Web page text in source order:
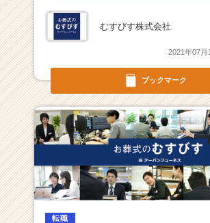
（C
C
a
r
e
r）
ブックマーク
むすびす株式会社
2021年07月
転職